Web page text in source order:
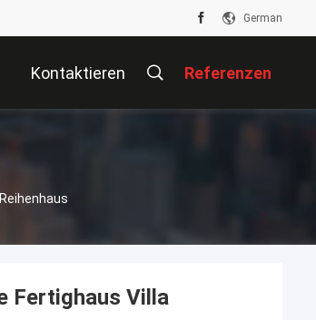
German
Kontaktieren Referenzen
Fertighaus Villa